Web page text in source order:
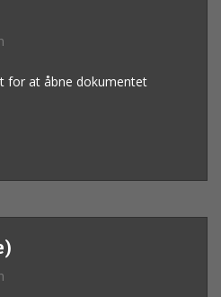
for at åbne dokumentet